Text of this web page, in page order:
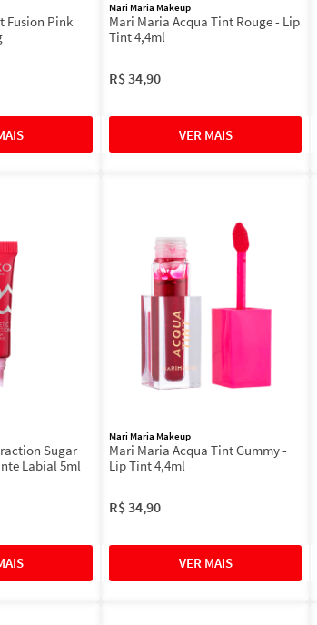
Fusion Pink
Mari Maria Makeup
Mari Maria Acqua Tint Rouge - Lip
Tint 4,4ml
R$34,90
Sugar
Labial 5ml
Mari Maria Makeup
Mari Maria Acqua Tint Gummy -
Lip Tint 4,4ml
R$34,90